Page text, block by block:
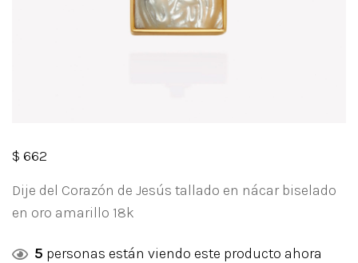
$ 662
Dije del Corazón de Jesús tallado en nácar biselado
en oro amarillo 18k
5 personas están viendo este producto ahora